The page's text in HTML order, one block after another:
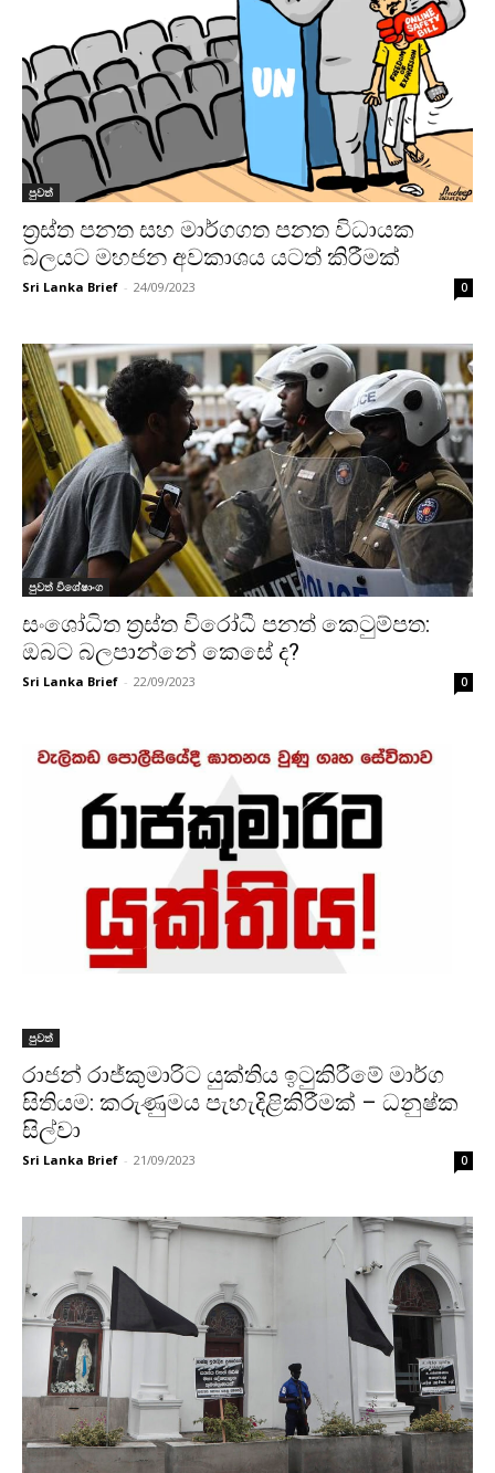
පුවත්
ත්‍රස්ත පනත සහ මාර්ගගත පනත විධායක
බලයට මහජන අවකාශය යටත් කිරීමක්
Sri Lanka Brief - 24/09/2023 0
පුවත් විශේෂාංග
සංශෝධිත ත්‍රස්ත විරෝධී පනත් කෙටුම්පත:
ඔබට බලපාන්නේ කෙසේ ද?
Sri Lanka Brief - 22/09/2023 0
පුවත්
රාජන් රාජ්කුමාරිට යුක්තිය ඉටුකිරීමේ මාර්ග
සිතියම: කරුණුමය පැහැදිළිකිරීමක් – ධනුෂ්ක
සිල්වා
Sri Lanka Brief - 21/09/2023 0